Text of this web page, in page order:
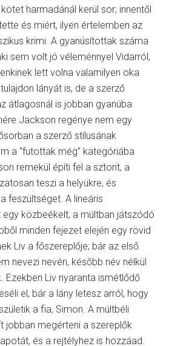
harmadánál kerül sor; innentől
és miért, ilyen értelemben az
krimi. A gyanúsítottak száma
sem volt jó véleménnyel Vidarról,
lett volna valamilyen oka
lányát is, de a szerző
átlagosnál is jobban gyanúba
Jackson regénye nem egy
a szerző stílusának
a “futottak még” kategóriába
remekül építi fel a sztorit, a
teszi a helyükre, és
feszültséget. A lineáris
közbeékelt, a múltban játszódó
minden fejezet elején egy rövid
Liv a főszereplője; bár az első
nevezi nevén, később név nélkül
Ezekben Liv nyaranta ismétlődő
el, bár a lány letesz arról, hogy
a fia, Simon. A múltbéli
jobban megérteni a szereplők
és a rejtélyhez is hozzáad.